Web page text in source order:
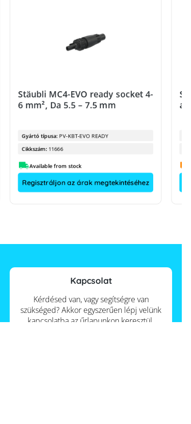
Stäubli MC4-EVO ready socket 4-
6 mm², Da 5.5 – 7.5 mm
Gyártó típusa: PV-KBT-EVO READY
Cikkszám: 11666
Available from stock
Regisztráljon az árak megtekintéséhez
Kapcsolat
Kérdésed van, vagy segítségre van
szükséged? Akkor egyszerűen lépj velünk
kapcsolatba az űrlapunkon keresztül.